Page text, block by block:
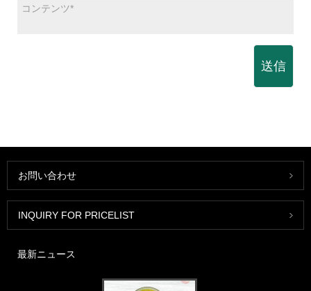
送信
お問い合わせ
INQUIRY FOR PRICELIST
最新ニュース